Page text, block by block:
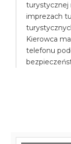
turystycznej
imprezach
Kierowca
telefonu